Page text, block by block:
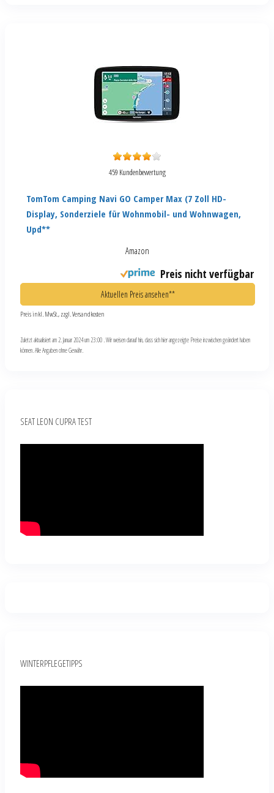
459 Kundenbewertung
TomTom Camping Navi GO Camper Max (7 Zoll HD-
Display, Sonderziele für Wohnmobil- und Wohnwagen,
Upd**
Amazon
Preis nicht verfügbar
Aktuellen Preis ansehen**
Preis inkl. MwSt., zzgl. Versandkosten
Zuletzt aktualisiert am 2. Januar 2024 um 23:00 . Wir weisen darauf hin, dass sich hier angezeigte Preise inzwischen geändert haben
können. Alle Angaben ohne Gewähr.
SEAT LEON CUPRA TEST
WINTERPFLEGETIPPS